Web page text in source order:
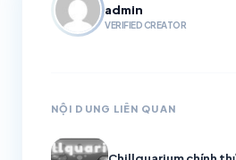
admin
VERIFIED CREATOR
NỘI DUNG LIÊN QUAN